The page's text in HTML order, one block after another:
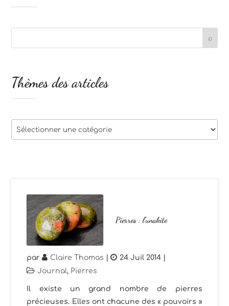
Pierres : l’unakite
par Claire Thomas | 24 Juil 2014
Journal, Pierres
Il existe un grand nombre de pierres
précieuses. Elles ont chacune des « pouvoirs »
Thèmes des articles
Thèmes
des